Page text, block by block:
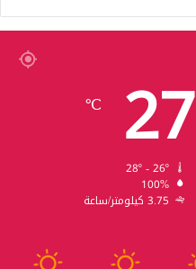
27
℃
100%
3.75 كيلومتر/ساعة